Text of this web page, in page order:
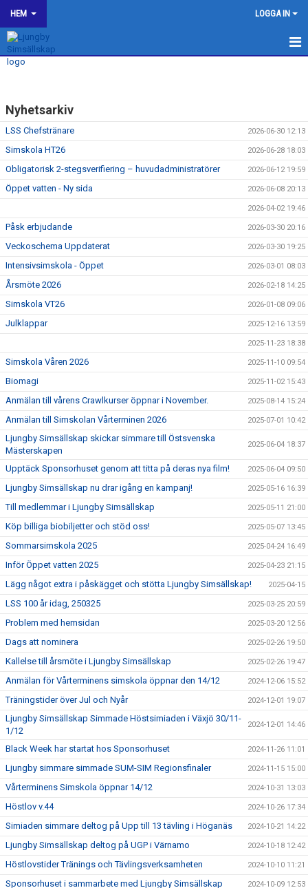
HEM LOGGA IN
LJUNGBY SIMSÄLLSKAP
BILDGALLERI
SPONSORER
KALENDER
WEBSHOP
HJÄLP TILL I LJUNGBY SS
Nyhetsarkiv
LSS Chefstränare 2026-06-30 12:13
Simskola HT26 2026-06-28 18:03
Obligatorisk 2-stegsverifiering – huvudadministratörer 2026-06-12 19:59
Öppet vatten - Ny sida 2026-06-08 20:13
2026-04-02 19:46
Påsk erbjudande 2026-03-30 20:16
Veckoschema Uppdaterat 2026-03-30 19:25
Intensivsimskola - Öppet 2026-03-01 08:03
Årsmöte 2026 2026-02-18 14:25
Simskola VT26 2026-01-08 09:06
Julklappar 2025-12-16 13:59
2025-11-23 18:38
Simskola Våren 2026 2025-11-10 09:54
Biomagi 2025-11-02 15:43
Anmälan till vårens Crawlkurser öppnar i November. 2025-08-14 15:24
Anmälan till Simskolan Vårterminen 2026 2025-07-01 10:42
Ljungby Simsällskap skickar simmare till Östsvenska
Mästerskapen
2025-06-04 18:37
Upptäck Sponsorhuset genom att titta på deras nya film! 2025-06-04 09:50
Ljungby Simsällskap nu drar igång en kampanj! 2025-05-16 16:39
Till medlemmar i Ljungby Simsällskap 2025-05-11 21:00
Köp billiga biobiljetter och stöd oss! 2025-05-07 13:45
Sommarsimskola 2025 2025-04-24 16:49
Inför Öppet vatten 2025 2025-04-23 21:15
Lägg något extra i påskägget och stötta Ljungby Simsällskap! 2025-04-15
LSS 100 år idag, 250325 2025-03-25 20:59
Problem med hemsidan 2025-03-20 12:56
Dags att nominera 2025-02-26 19:50
Kallelse till årsmöte i Ljungby Simsällskap 2025-02-26 19:47
Anmälan för Vårterminens simskola öppnar den 14/12 2024-12-06 15:52
Träningstider över Jul och Nyår 2024-12-01 19:07
Ljungby Simsällskap Simmade Höstsimiaden i Växjö 30/11-
1/12
2024-12-01 14:46
Black Week har startat hos Sponsorhuset 2024-11-26 11:01
Ljungby simmare simmade SUM-SIM Regionsfinaler 2024-11-15 15:00
Vårterminens Simskola öppnar 14/12 2024-10-31 13:03
Höstlov v.44 2024-10-26 17:34
Simiaden simmare deltog på Upp till 13 tävling i Höganäs 2024-10-21 14:22
Ljungby Simsällskap deltog på UGP i Värnamo 2024-10-18 12:42
Höstlovstider Tränings och Tävlingsverksamheten 2024-10-10 11:21
Sponsorhuset i sammarbete med Ljungby Simsällskap 2024-10-09 12:53